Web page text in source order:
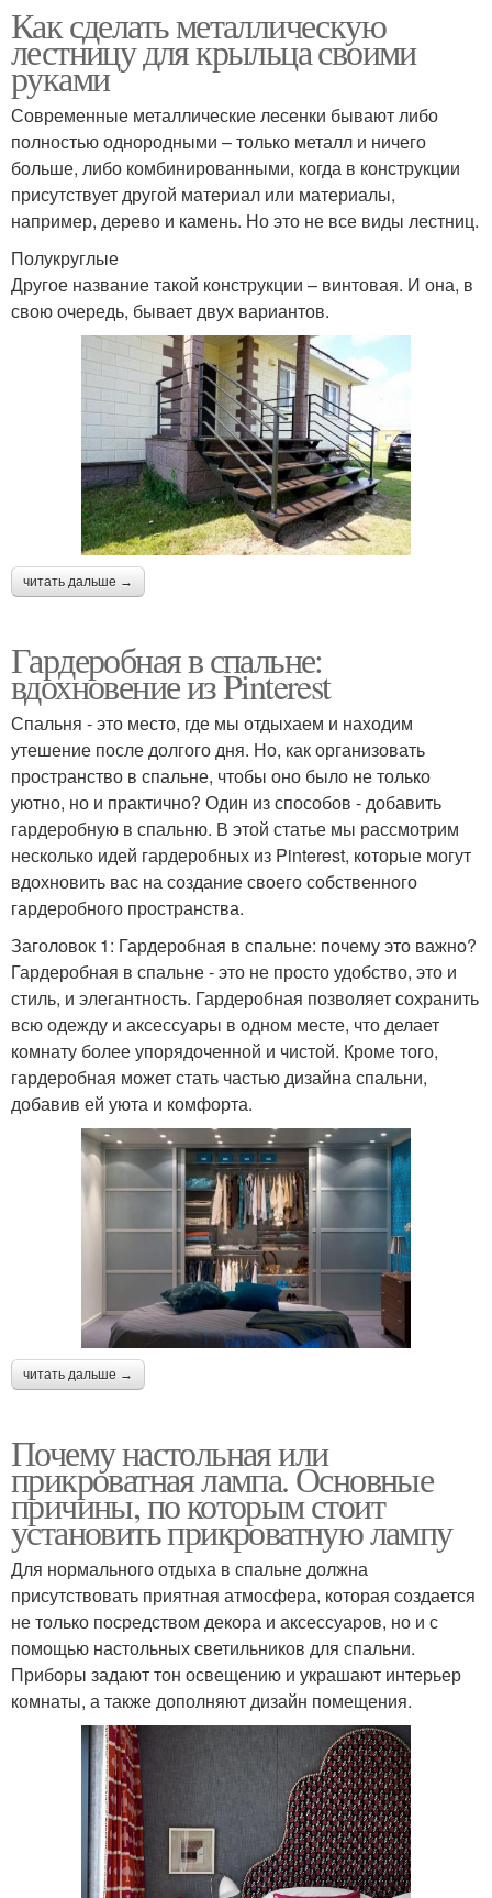
Как сделать металлическую
лестницу для крыльца своими
руками
Современные металлические лесенки бывают либо
полностью однородными – только металл и ничего
больше, либо комбинированными, когда в конструкции
присутствует другой материал или материалы,
например, дерево и камень. Но это не все виды лестниц.
Полукруглые
Другое название такой конструкции – винтовая. И она, в
свою очередь, бывает двух вариантов.
читать дальше →
Гардеробная в спальне:
вдохновение из Pinterest
Спальня - это место, где мы отдыхаем и находим
утешение после долгого дня. Но, как организовать
пространство в спальне, чтобы оно было не только
уютно, но и практично? Один из способов - добавить
гардеробную в спальню. В этой статье мы рассмотрим
несколько идей гардеробных из Pinterest, которые могут
вдохновить вас на создание своего собственного
гардеробного пространства.
Заголовок 1: Гардеробная в спальне: почему это важно?
Гардеробная в спальне - это не просто удобство, это и
стиль, и элегантность. Гардеробная позволяет сохранить
всю одежду и аксессуары в одном месте, что делает
комнату более упорядоченной и чистой. Кроме того,
гардеробная может стать частью дизайна спальни,
добавив ей уюта и комфорта.
читать дальше →
Почему настольная или
прикроватная лампа. Основные
причины, по которым стоит
установить прикроватную лампу
Для нормального отдыха в спальне должна
присутствовать приятная атмосфера, которая создается
не только посредством декора и аксессуаров, но и с
помощью настольных светильников для спальни.
Приборы задают тон освещению и украшают интерьер
комнаты, а также дополняют дизайн помещения.